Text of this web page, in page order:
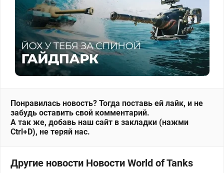
Понравилась новость? Тогда поставь ей лайк, и не
забудь оставить свой комментарий.
А так же, добавь наш сайт в закладки (нажми
Ctrl+D), не теряй нас.
Другие новости Новости World of Tanks